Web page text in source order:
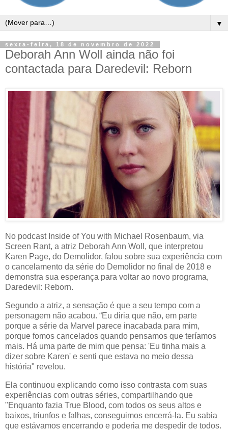
▼
sexta-feira, 18 de novembro de 2022
Deborah Ann Woll ainda não foi
contactada para Daredevil: Reborn
No podcast Inside of You with Michael Rosenbaum, via
Screen Rant, a atriz Deborah Ann Woll, que interpretou
Karen Page, do Demolidor, falou sobre sua experiência com
o cancelamento da série do Demolidor no final de 2018 e
demonstra sua esperança para voltar ao novo programa,
Daredevil: Reborn.
Segundo a atriz, a sensação é que a seu tempo com a
personagem não acabou. “Eu diria que não, em parte
porque a série da Marvel parece inacabada para mim,
porque fomos cancelados quando pensamos que teríamos
mais. Há uma parte de mim que pensa: 'Eu tinha mais a
dizer sobre Karen' e senti que estava no meio dessa
história" revelou.
Ela continuou explicando como isso contrasta com suas
experiências com outras séries, compartilhando que
"Enquanto fazia True Blood, com todos os seus altos e
baixos, triunfos e falhas, conseguimos encerrá-la. Eu sabia
que estávamos encerrando e poderia me despedir de todos.